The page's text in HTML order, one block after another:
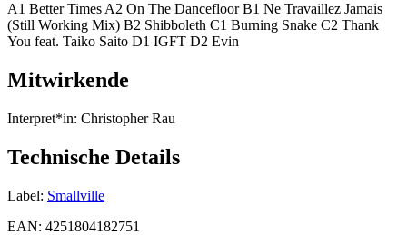
A1 Better Times A2 On The Dancefloor B1 Ne Travaillez Jamais
(Still Working Mix) B2 Shibboleth C1 Burning Snake C2 Thank
You feat. Taiko Saito D1 IGFT D2 Evin
Mitwirkende
Interpret*in: Christopher Rau
Technische Details
Label: Smallville
EAN: 4251804182751